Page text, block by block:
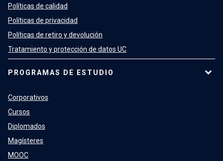
Políticas de calidad
Políticas de privacidad
Políticas de retiro y devolución
Tratamiento y protección de datos UC
PROGRAMAS DE ESTUDIO
Corporativos
Cursos
Diplomados
Magísteres
MOOC